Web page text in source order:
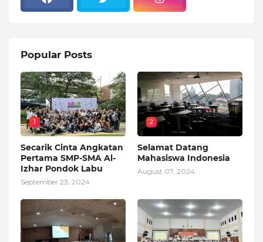
Popular Posts
1
Secarik Cinta Angkatan
Pertama SMP-SMA Al-
Izhar Pondok Labu
September 23, 2024
2
Selamat Datang
Mahasiswa Indonesia
August 07, 2024